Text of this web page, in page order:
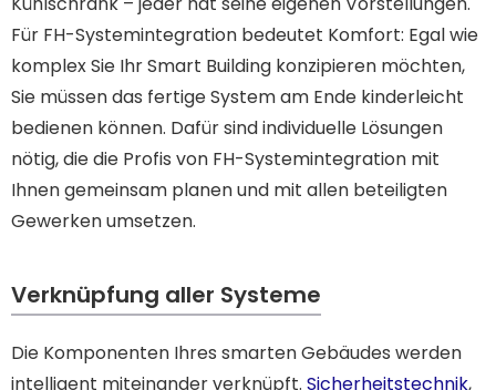
Für FH-Systemintegration bedeutet Komfort: Egal wie
komplex Sie Ihr Smart Building konzipieren möchten,
Sie müssen das fertige System am Ende kinderleicht
bedienen können. Dafür sind individuelle Lösungen
nötig, die die Profis von FH-Systemintegration mit
Ihnen gemeinsam planen und mit allen beteiligten
Gewerken umsetzen.
Verknüpfung aller Systeme
Die Komponenten Ihres smarten Gebäudes werden
intelligent miteinander verknüpft. Sicherheitstechnik,